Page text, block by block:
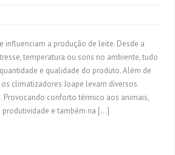
influenciam a produção de leite. Desde a
temperatura ou sons no ambiente, tudo
e qualidade do produto. Além de
climatizadores Joape levam diversos
Provocando conforto térmico aos animais,
e também na […]